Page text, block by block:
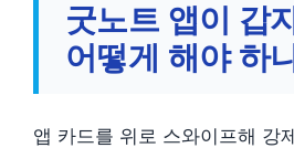
굿노트 앱이 갑
어떻게 해야 하
앱 카드를 위로 스와이프해 강